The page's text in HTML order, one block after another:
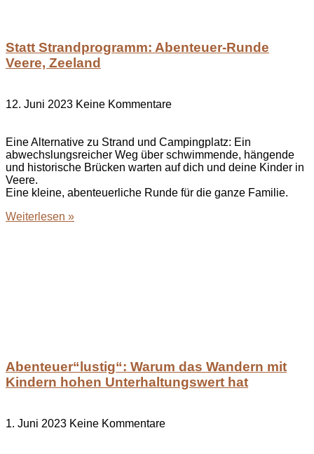
Statt Strandprogramm: Abenteuer-Runde
Veere, Zeeland
12. Juni 2023 Keine Kommentare
Eine Alternative zu Strand und Campingplatz: Ein
abwechslungsreicher Weg über schwimmende, hängende
und historische Brücken warten auf dich und deine Kinder in
Veere.
Eine kleine, abenteuerliche Runde für die ganze Familie.
Weiterlesen »
Abenteuer“lustig“: Warum das Wandern mit
Kindern hohen Unterhaltungswert hat
1. Juni 2023 Keine Kommentare